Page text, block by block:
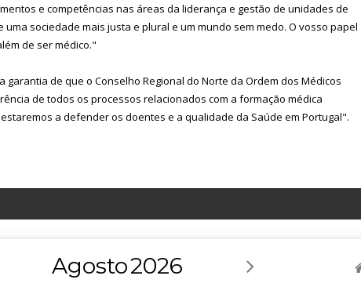
e competências nas áreas da liderança e gestão de unidades de
sociedade mais justa e plural e um mundo sem medo. O vosso papel
de ser médico."
garantia de que o Conselho Regional do Norte da Ordem dos Médicos
de todos os processos relacionados com a formação médica
a defender os doentes e a qualidade da Saúde em Portugal".
Agosto2026